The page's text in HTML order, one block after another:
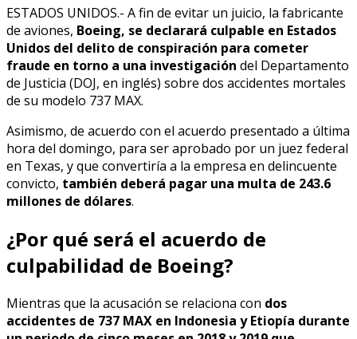
ESTADOS UNIDOS.- A fin de evitar un juicio, la fabricante
de aviones, Boeing, se declarará culpable en Estados
Unidos del delito de conspiración para cometer
fraude en torno a una investigación del Departamento
de Justicia (DOJ, en inglés) sobre dos accidentes mortales
de su modelo 737 MAX.
Asimismo, de acuerdo con el acuerdo presentado a última
hora del domingo, para ser aprobado por un juez federal
en Texas, y que convertiría a la empresa en delincuente
convicto, también deberá pagar una multa de 243.6
millones de dólares.
¿Por qué será el acuerdo de
culpabilidad de Boeing?
Mientras que la acusación se relaciona con dos
accidentes de 737 MAX en Indonesia y Etiopía durante